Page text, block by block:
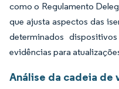
como o Regulamento
que ajusta aspectos das
determinados
evidências para
Análise da cadeia de